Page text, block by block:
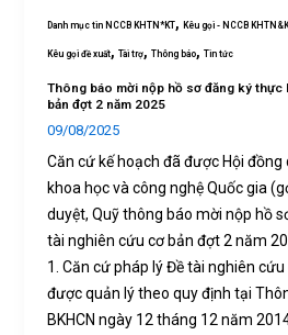
Danh mục tin NCCB KHTN*KT, Kêu gọi - NCCB
Kêu gọi đề xuất, Tài trợ, Thông báo, Tin tức
Thông báo mời nộp hồ sơ đăng ký thực
bản đợt 2 năm 2025
09/08/2025
Căn cứ kế hoạch đã được Hội
khoa học và công nghệ Quốc gia
duyệt, Quỹ thông báo mời nộp hồ
tài nghiên cứu cơ bản đợt 2 năm
1. Căn cứ pháp lý Đề tài nghiên
được quản lý theo quy định tại
BKHCN ngày 12 tháng 12 năm